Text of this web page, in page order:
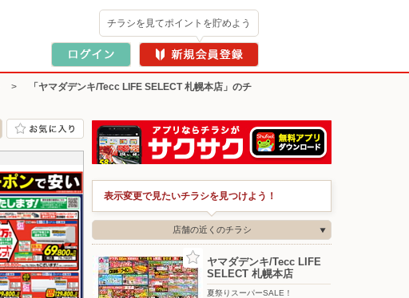
チラシを見てポイントを貯めよう
>
「ヤマダデンキ/Tecc LIFE SELECT 札幌本店」のチ
表示変更で見たいチラシを見つけよう！
店舗の近くのチラシ
ヤマダデンキ/Tecc LIFE
SELECT 札幌本店
夏祭りスーパーSALE！